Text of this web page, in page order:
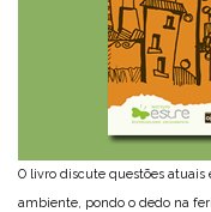
O livro discute questões
ambiente, pondo o dedo na